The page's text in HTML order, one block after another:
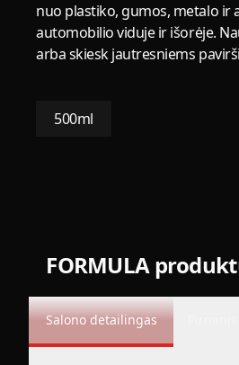
nuo plastiko, gumos, metalo ir
automobilio viduje ir išorėje.
arba skiesk jautresniems
500ml
FORMULA
Salono detailingas